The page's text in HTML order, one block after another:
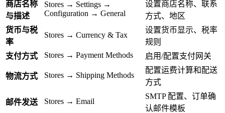
商店名称
与描述
Stores → Settings →
Configuration → General
设置商店名称、联系
方式、地区
货币与税
率
Stores → Currency & Tax
设置货币显示、税率
规则
支付方式
Stores → Payment Methods 启用/配置支付网关
物流方式 Stores → Shipping Methods
配置运费计算和配送
方式
邮件发送 Stores → Email
SMTP 配置、订单确
认邮件模板